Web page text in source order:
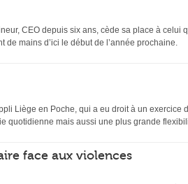
CEO depuis six ans, cède sa place à celui
mains d’ici le début de l’année prochaine.
Liège en Poche, qui a eu droit à un exercice
quotidienne mais aussi une plus grande
face aux violences